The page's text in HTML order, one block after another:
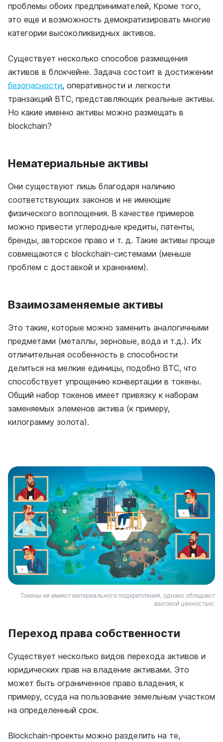
проблемы обоих предпринимателей, Кроме того,
это еще и возможность демократизировать многие
категории высоколиквидных активов.
Существует несколько способов размещения
активов в блокчейне. Задача состоит в достижении
безопасности, оперативности и легкости
транзакций ВТС, представляющих реальные активы.
Но какие именно активы можно размещать в
blockchain?
Нематериальные активы
Они существуют лишь благодаря наличию
соответствующих законов и не имеющие
физического воплощения. В качестве примеров
можно привести углеродные кредиты, патенты,
бренды, авторское право и т. д. Такие активы проще
совмещаются с blockchain-системами (меньше
проблем с доставкой и хранением).
Взаимозаменяемые активы
Это такие, которые можно заменить аналогичными
предметами (металлы, зерновые, вода и т.д.). Их
отличительная особенность в способности
делиться на мелкие единицы, подобно ВТС, что
способствует упрощению конвертации в токены.
Общий набор токенов имеет привязку к наборам
заменяемых элеменов актива (к примеру,
килограмму золота).
Токены не имеют материального подкрепления, однако обладают
высокой ценностью.
Переход права собственности
Существует несколько видов перехода активов и
юридических прав на владение активами. Это
может быть ограниченное право владения, к
примеру, ссуда на пользование земельным участком
на определенный срок.
Blockchain-проекты можно разделить на те,